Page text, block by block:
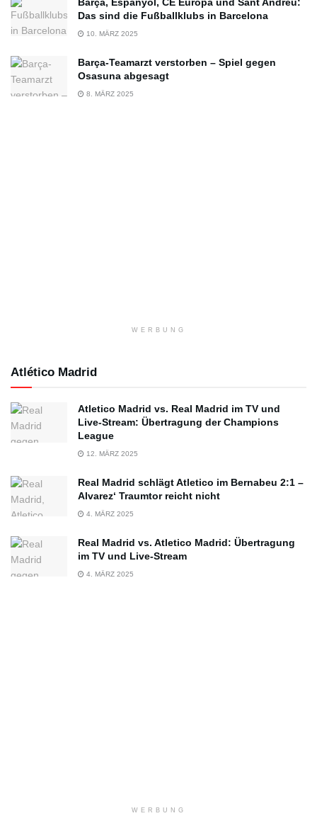
Das sind die Fußballklubs in Barcelona
10. MÄRZ 2025
Barça-Teamarzt verstorben – Spiel gegen
Osasuna abgesagt
8. MÄRZ 2025
WERBUNG
Atlético Madrid
Atletico Madrid vs. Real Madrid im TV und
Live-Stream: Übertragung der Champions
League
12. MÄRZ 2025
Real Madrid schlägt Atletico im Bernabeu 2:1 –
Alvarez‘ Traumtor reicht nicht
4. MÄRZ 2025
Real Madrid vs. Atletico Madrid: Übertragung
im TV und Live-Stream
4. MÄRZ 2025
WERBUNG